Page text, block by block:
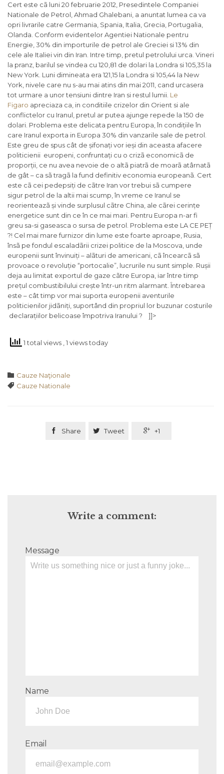
Cert este cã luni 20 februarie 2012, Presedintele Companiei
Nationale de Petrol, Ahmad Ghalebani, a anuntat lumea ca va
opri livrarile catre Germania, Spania, Italia, Grecia, Portugalia,
Olanda. Conform evidentelor Agentiei Nationale pentru
Energie, 30% din importurile de petrol ale Greciei si 13% din
cele ale Italiei vin din Iran. Intre timp, pretul petrolului urca. Vineri
la pranz, barilul se vindea cu 120,81 de dolari la Londra si 105,35 la
New York. Luni dimineata era 121,15 la Londra si 105,44 la New
York, nivele care nu s-au mai atins din mai 2011, cand urcasera
tot urmare a unor tensiuni dintre Iran si restul lumii. Le
Figaro apreciaza ca, in conditiile crizelor din Orient si ale
conflictelor cu Iranul, pretul ar putea ajunge repede la 150 de
dolari. Problema este delicata pentru Europa, în condițiile în
care Iranul exporta in Europa 30% din vanzarile sale de petrol.
Este greu de spus cât de șifonați vor ieși din aceasta afacere
politicienii europeni, confruntați cu o crizã economicã de
proporții, ce nu avea nevoie de o altã piatrã de moarã atârnatã
de gât – ca sã tragã la fund definitiv economia europeanã. Cert
este cã cei pedepsiți de cãtre Iran vor trebui sã cumpere
sigur petrol de la altii mai scump, în vreme ce Iranul se
reorienteazã și vinde surplusul cãtre China, ale cãrei cerințe
energetice sunt din ce în ce mai mari. Pentru Europa n-ar fi
greu sa-si gaseasca o sursa de petrol. Problema este LA CE PEȚ
?! Cel mai mare furnizor din lume este foarte aproape, Rusia,
însã pe fondul escaladãrii crizei politice de la Moscova, unde
europenii sunt învinuiți – alãturi de americani, cã încearcã sã
provoace o revoluție “portocalie”, lucrurile nu sunt simple. Rușii
deja au limitat exportul de gaze cãtre Europa, iar între timp
prețul combustibilului crește într-un ritm alarmant. Întrebarea
este – cât timp vor mai suporta europenii aventurile
politicienilor jidãniți, suportând din propriul lor buzunar costurile
declarațiilor belicoase împotriva Iranului ? ]]>
1 total views , 1 views today
 Category
Cauze Naţionale
 Tags
Cauze Nationale
 Share  Tweet  +1
Write a comment:
Message
Name
Email